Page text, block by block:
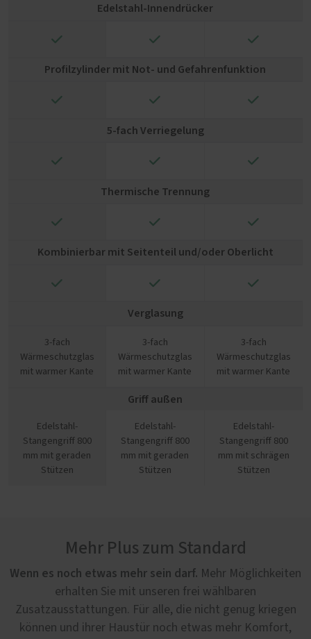
Edelstahl-Innendrücker
✓ ✓ ✓
Profilzylinder mit Not- und Gefahrenfunktion
✓ ✓ ✓
5-fach Verriegelung
✓ ✓ ✓
Thermische Trennung
✓ ✓ ✓
Kombinierbar mit Seitenteil und/oder Oberlicht
✓ ✓ ✓
Verglasung
3-fach
Wärmeschutzglas
mit warmer Kante
3-fach
Wärmeschutzglas
mit warmer Kante
3-fach
Wärmeschutzglas
mit warmer Kante
Griff außen
Edelstahl-
Stangengriff 800
mm mit geraden
Stützen
Edelstahl-
Stangengriff 800
mm mit geraden
Stützen
Edelstahl-
Stangengriff 800
mm mit schrägen
Stützen
Mehr Plus zum Standard
Wenn es noch etwas mehr sein darf. Mehr Möglichkeiten
erhalten Sie mit unseren frei wählbaren
Zusatzausstattungen. Für alle, die nicht genug kriegen
können und ihrer Haustür noch etwas mehr Komfort,